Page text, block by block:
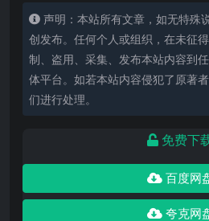
声明：本站所有文章，如无特殊
创发布。任何个人或组织，在未征
制、盗用、采集、发布本站内容到
体平台。如若本站内容侵犯了原著
们进行处理。
免费下
百度网
夸克网